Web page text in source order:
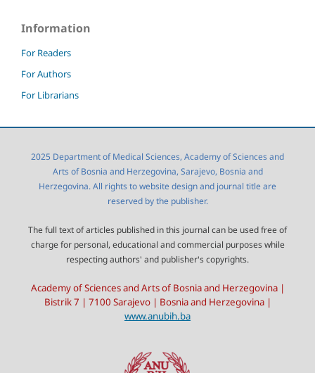
Information
For Readers
For Authors
For Librarians
2025 Department of Medical Sciences, Academy of Sciences and
Arts of Bosnia and Herzegovina, Sarajevo, Bosnia and
Herzegovina. All rights to website design and journal title are
reserved by the publisher.
The full text of articles published in this journal can be used free of
charge for personal, educational and commercial purposes while
respecting authors' and publisher's copyrights.
Academy of Sciences and Arts of Bosnia and Herzegovina |
Bistrik 7 | 7100 Sarajevo | Bosnia and Herzegovina |
www.anubih.ba